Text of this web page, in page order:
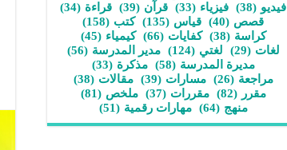
فيديو (38) فيزياء (33) قرآن (39) قراءة (34)
قصص (40) قياس (135) كتب (158)
كراسة (38) كفايات (66) كيمياء (45)
لغات (29) لغتي (124) مدير المدرسة (56)
مديرة المدرسة (58) مذكرة (33)
مراجعة (26) مسارات (39) مقالات (38)
مقرر (82) مقررات (37) ملخص (81)
منهج (64) مهارات رقمية (51)